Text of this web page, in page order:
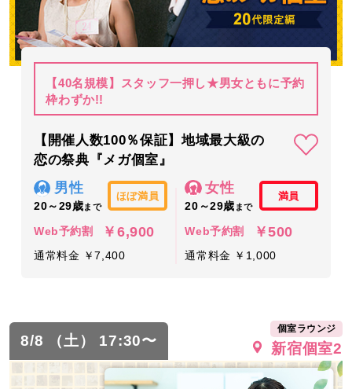
【40名規模】スタッフ一押し★男女ともに予約
枠わずか!!
【開催人数100％保証】地域最大級の
恋の祭典『メガ個室』
男性
20～29歳まで
ほぼ満員
Web予約割 ￥6,900
通常料金 ￥7,400
女性
20～29歳 まで
満員
Web予約割 ￥500
通常料金 ￥1,000
8/8 （土） 17:30〜
個室ラウンジ
新宿個室2